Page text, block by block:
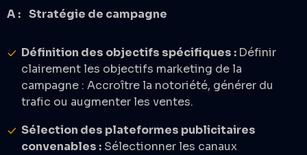
A : Stratégie de campagne
Définition des objectifs spécifiques : Définir
clairement les objectifs marketing de la
campagne : Accroître la notoriété, générer du
trafic ou augmenter les ventes. ​
Sélection des plateformes publicitaires
convenables : Sélectionner les canaux